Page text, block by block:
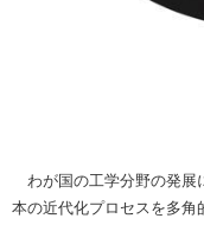
わが国の工学分野の発展
本の近代化プロセスを多角